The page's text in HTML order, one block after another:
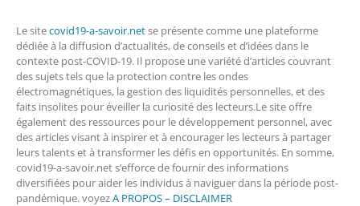
Le sitecovid19-a-savoir.netse présente comme une plateforme
dédiée à la diffusion d’actualités, de conseils et d’idées dans le
contexte post-COVID-19. Il propose une variété d’articles couvrant
des sujets tels que la protection contre les ondes
électromagnétiques, la gestion des liquidités personnelles, et des
faits insolites pour éveiller la curiosité des lecteurs.Le site offre
également des ressources pour le développement personnel, avec
des articles visant à inspirer et à encourager les lecteurs à partager
leurs talents et à transformer les défis en opportunités. En somme,
covid19-a-savoir.net s’efforce de fournir des informations
diversifiées pour aider les individus à naviguer dans la période post-
pandémique. voyezA PROPOS – DISCLAIMER